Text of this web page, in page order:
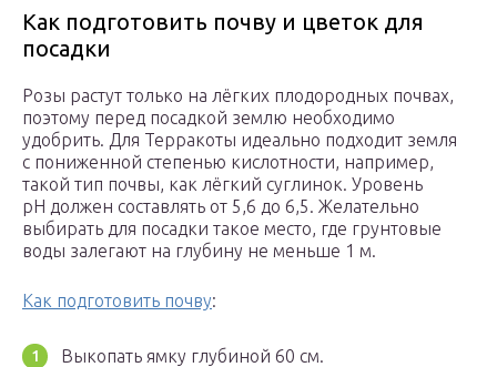
Как подготовить почву и цветок для
посадки
Розы растут только на лёгких плодородных почвах,
поэтому перед посадкой землю необходимо
удобрить. Для Терракоты идеально подходит земля
с пониженной степенью кислотности, например,
такой тип почвы, как лёгкий суглинок. Уровень
рН должен составлять от 5,6 до 6,5. Желательно
выбирать для посадки такое место, где грунтовые
воды залегают на глубину не меньше 1 м.
Как подготовить почву:
Выкопать ямку глубиной 60 см.